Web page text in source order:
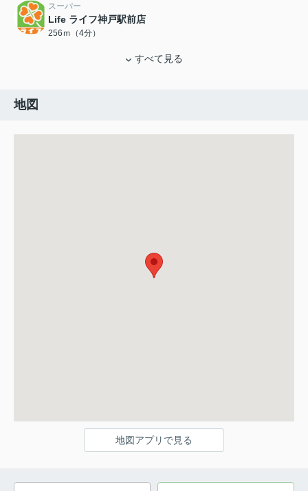
スーパー
Life ライフ神戸駅前店
256ｍ（4分）
すべて見る
地図
地図アプリで見る